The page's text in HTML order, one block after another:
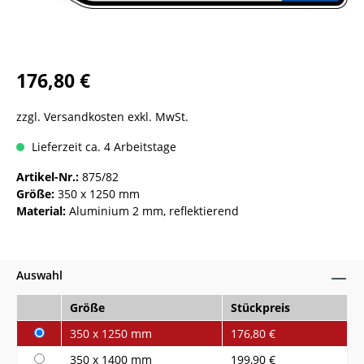
176,80 €
zzgl. Versandkosten exkl. MwSt.
Lieferzeit ca. 4 Arbeitstage
Artikel-Nr.: 875/82
Größe: 350 x 1250 mm
Material: Aluminium 2 mm, reflektierend
Auswahl
Größe
Stückpreis
350 x 1250 mm
176,80 €
350 x 1400 mm
199,90 €